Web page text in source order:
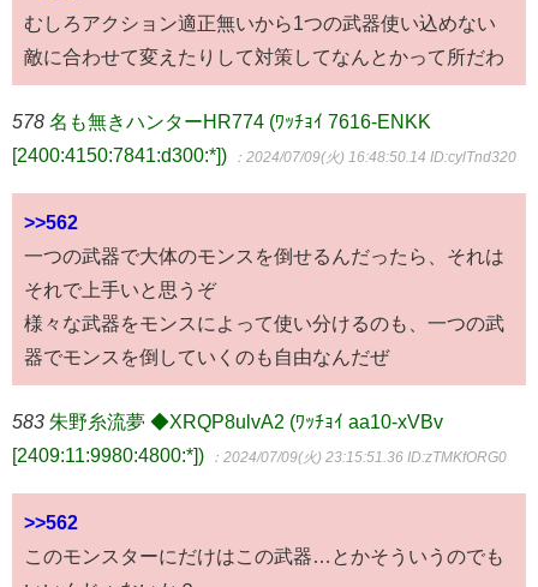
むしろアクション適正無いから1つの武器使い込めない
敵に合わせて変えたりして対策してなんとかって所だわ
578 名も無きハンターHR774 (ﾜｯﾁｮｲ 7616-ENKK
[2400:4150:7841:d300:*])
：2024/07/09(火) 16:48:50.14 ID:cylTnd320
>>562
一つの武器で大体のモンスを倒せるんだったら、それは
それで上手いと思うぞ
様々な武器をモンスによって使い分けるのも、一つの武
器でモンスを倒していくのも自由なんだぜ
583 朱野糸流夢 ◆XRQP8ulvA2 (ﾜｯﾁｮｲ aa10-xVBv
[2409:11:9980:4800:*])
：2024/07/09(火) 23:15:51.36 ID:zTMKfORG0
>>562
このモンスターにだけはこの武器…とかそういうのでも